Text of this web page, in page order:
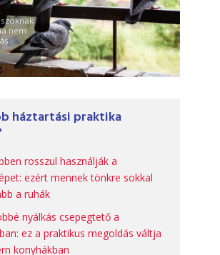
nem
háztartási praktika
rosszul használják a
ezért mennek tönkre sokkal
a ruhák
nyálkás csepegtető a
ez a praktikus megoldás váltja
konyhákban